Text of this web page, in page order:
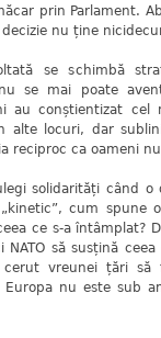
prin Parlament.
nu ține
se schimbă
se mai poate
au conștientizat
alte locuri, dar
reciproc ca oameni
solidarități când
cum
ce s-a întâmplat?
NATO să susțină
vreunei țări să
nu este sub